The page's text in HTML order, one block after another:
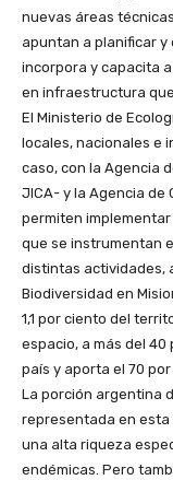
nuevas áreas
apuntan a planificar y
incorpora y capacita
en infraestructura
El Ministerio de
locales, nacionales e
caso, con la Agencia
JICA- y la ‏Agencia de Cooperación Española –AECID-)‏ que
permiten
que se instrumentan
distintas actividades,
Biodiversidad en
1,1 por ciento del
espacio, a más del
país y aporta el 70
La porción argentina
representada en esta
una alta riqueza
endémicas. Pero